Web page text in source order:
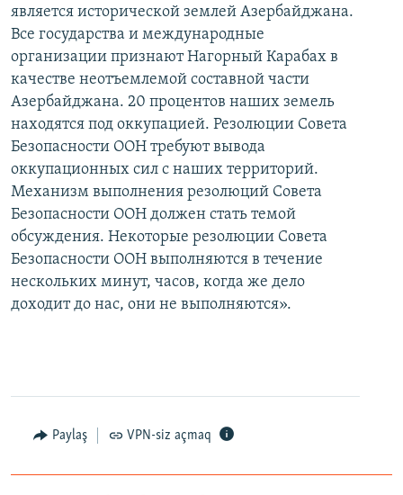
является исторической землей Азербайджана.
Все государства и международные
организации признают Нагорный Карабах в
качестве неотъемлемой составной части
Азербайджана. 20 процентов наших земель
находятся под оккупацией. Резолюции Совета
Безопасности ООН требуют вывода
оккупационных сил с наших территорий.
Механизм выполнения резолюций Совета
Безопасности ООН должен стать темой
обсуждения. Некоторые резолюции Совета
Безопасности ООН выполняются в течение
нескольких минут, часов, когда же дело
доходит до нас, они не выполняются».
Paylaş VPN-siz açmaq